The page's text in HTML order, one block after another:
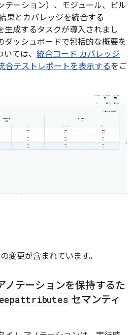
テーション）、モジュール、ビル
果とカバレッジを統合する
生成するタスクが導入されまし
ダッシュボードで包括的な概要を
ては、 統合コード カバレッジ
合テストレポートを表示するをご
変更が含まれています。
ノテーションを保持するた
セマンティ